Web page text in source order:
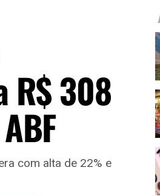
R$ 308
com alta de 22% e